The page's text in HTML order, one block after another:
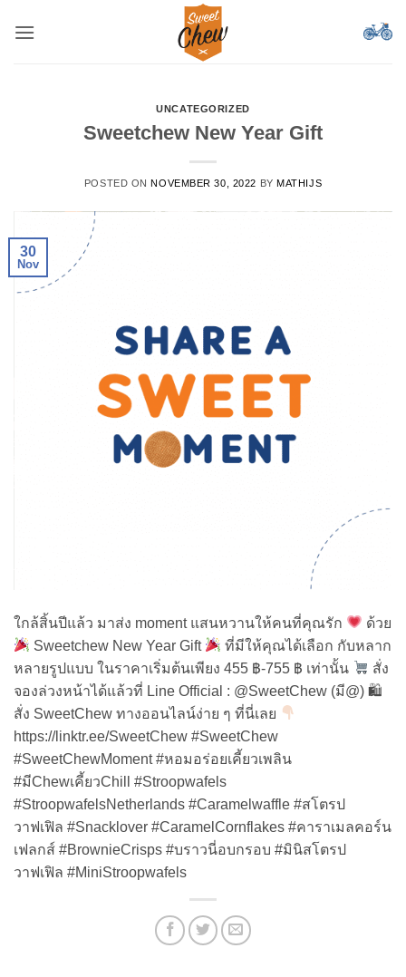
UNCATEGORIZED
Sweetchew New Year Gift
POSTED ONNOVEMBER 30, 2022 BYMATHIJS
30
Nov
ใกล้สิ้นปีแล้ว มาส่ง moment แสนหวานให้คนที่คุณรัก
ด้วย
Sweetchew New Year Gift
ที่มีให้คุณได้เลือก กับหลาก
หลายรูปแบบ ในราคาเริ่มต้นเพียง 455 ฿-755 ฿ เท่านั้น
สั่ง
จองล่วงหน้าได้แล้วที่ Line Official : @SweetChew (มี@) 🛍
สั่ง SweetChew ทางออนไลน์ง่าย ๆ ที่นี่เลย
https://linktr.ee/SweetChew #SweetChew
#SweetChewMoment #หอมอร่อยเคี้ยวเพลิน
#มีChewเคี้ยวChill #Stroopwafels
#StroopwafelsNetherlands #Caramelwaffle #สโตรป
วาฟเฟิล #Snacklover #CaramelCornflakes #คาราเมลคอร์น
เฟลกส์ #BrownieCrisps #บราวนี่อบกรอบ #มินิสโตรป
วาฟเฟิล #MiniStroopwafels